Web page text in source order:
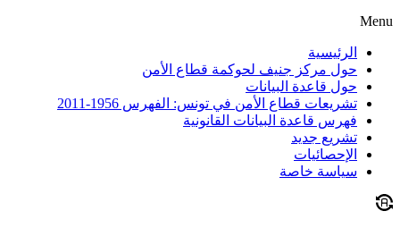
Menu
الرئيسية
حول مركز جنيف لحوكمة قطاع الأمن
حول قاعدة البيانات
تشريعات قطاع الأمن في تونس: الفهرس 1956-2011
فهرس قاعدة البيانات القانونية
تشريع جديد
الإحصائيات
سياسة خاصة